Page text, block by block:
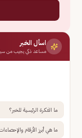
اسأل الخبر
مساعد ذكي يجيب من
ما الفكرة الرئيسية للخبر؟
ما هي أبرز الأرقام